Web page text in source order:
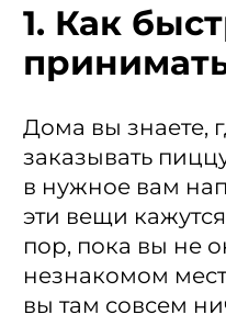
1. Как
Дома вы знаете,
заказывать
в нужное вам
эти вещи
пор, пока вы не
незнакомом
вы там совсем